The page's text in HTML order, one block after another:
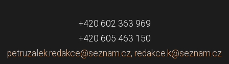
+420 602 363 969
+420 605 463 150
petruzalek.redakce@seznam.cz, redakce.k@seznam.cz